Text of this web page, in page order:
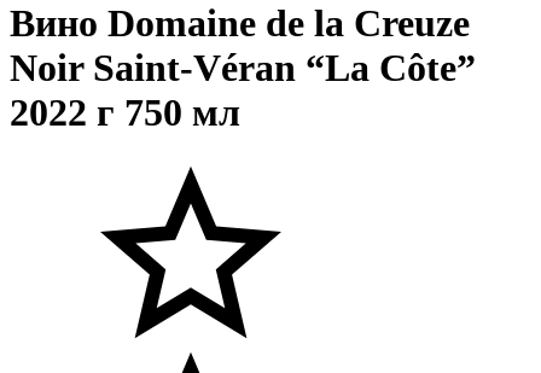
Вино Domaine de la Creuze
Noir Saint-Véran “La Côte”
2022 г 750 мл